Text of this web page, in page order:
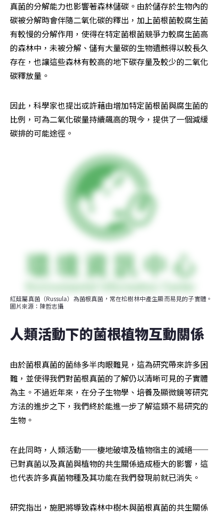
真菌的分解能力也影響著森林儲碳。由於儲存於生物內的
碳被分解時會伴隨二氧化碳的釋出，加上菌根菌較腐生菌
有較慢的分解作用，使得在特定菌根菌競爭力較腐生菌高
的森林中，未被分解、儲有大量碳的生物遺骸得以較長久
存在，也讓這些森林有較高的地下碳存量及較少的二氧化
碳釋放量。
因此，科學家也提出或許藉由增加特定菌根菌與腐生菌的
比例，可為二氧化碳量持續飆高的現今，提供了一個減緩
碳排的可能途徑。
紅菇屬真菌（Russula）為菌根真菌，常在松樹林中產生顯而易見的子實體。
圖片來源：陳哲志攝
人類活動下的菌根植物互動關係
由於菌根真菌的菌絲多半肉眼難見，這為研究帶來許多困
難，並使得我們對菌根真菌的了解仍以清晰可見的子實體
為主。不過近年來，在分子生物學、培養及顯微鏡等研究
方法的進步之下，我們終於能進一步了解這類不易研究的
生物。
在此同時，人類活動──棲地破壞及植物宿主的滅絕──
已對真菌以及真菌與植物的共生關係造成極大的影響，這
也代表許多真菌物種及其功能在我們發現前就已消失。
研究指出，施肥將導致森林中樹木與菌根真菌的共生關係